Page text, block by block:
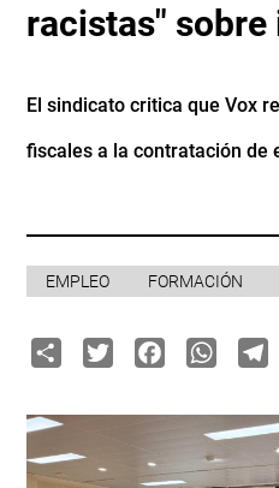
racistas"
El sindicato critica que Vox
fiscales a la contratación de
EMPLEO FORMACIÓN
ShareTwitter